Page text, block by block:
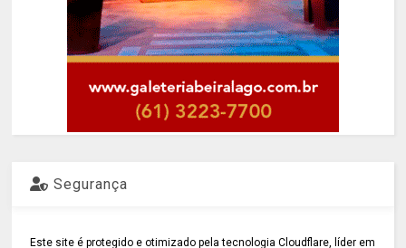
Segurança
Este site é protegido e otimizado pela tecnologia Cloudflare, líder em